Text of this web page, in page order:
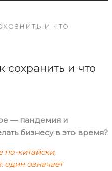
и что
сохранить и что
— пандемия и
бизнесу в это время?
по-китайски,
один означает